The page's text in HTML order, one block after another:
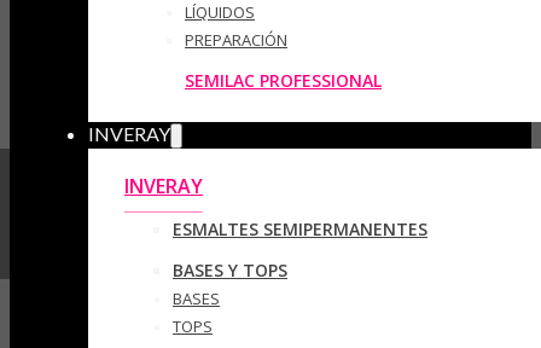
LÍQUIDOS
PREPARACIÓN
SEMILAC PROFESSIONAL
INVERAY
INVERAY
ESMALTES SEMIPERMANENTES
BASES Y TOPS
BASES
TOPS